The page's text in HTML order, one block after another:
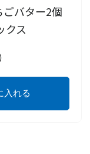
バター2個
クス
入れる